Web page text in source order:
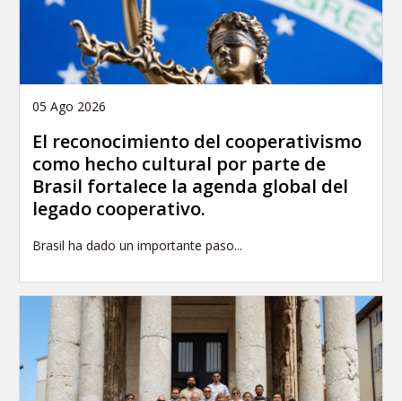
05 Ago 2026
El reconocimiento del cooperativismo
como hecho cultural por parte de
Brasil fortalece la agenda global del
legado cooperativo.
Brasil ha dado un importante paso...